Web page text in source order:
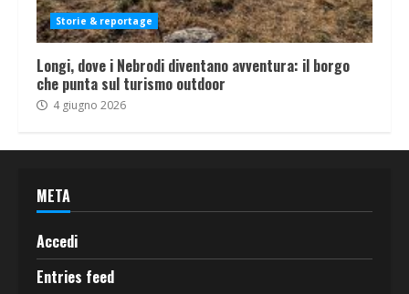
Storie & reportage
Longi, dove i Nebrodi diventano avventura: il borgo
che punta sul turismo outdoor
4 giugno 2026
META
Accedi
Entries feed